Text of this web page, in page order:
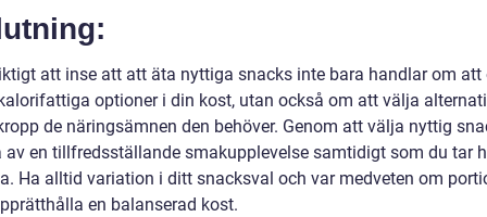
att inse att att äta nyttiga snacks inte bara handlar om att
optioner i din kost, utan också om att välja
de näringsämnen den behöver. Genom att välja nyttig
av en tillfredsställande smakupplevelse samtidigt som du tar
Ha alltid variation i ditt snacksval och var medveten om
en balanserad kost.